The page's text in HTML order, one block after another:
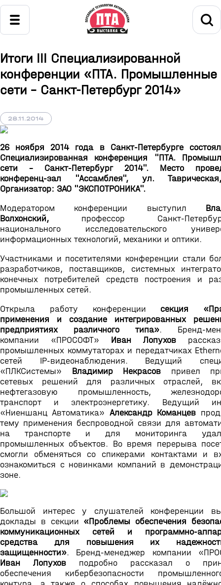
Итоги III Специализированной
конференции «ПТА. Промышленные
сети - Санкт-Петербург 2014»
28.11.2014
26 ноября 2014 года в Санкт-Петербурге
Специализированная конференция "ПТА.
сети – Санкт-Петербург 2014". Место
конференц-зал "Ассамблея", ул.
Организатор: ЗАО "ЭКСПОТРОНИКА".
Модератором конференции выступил
Волхонский, профессор Санкт-
национального исследовательского
информационных технологий, механики и оптики.
Участниками и посетителями конференции стали
разработчиков, поставщиков, системных
конечных потребителей средств построения и
промышленных сетей.
Открыла работу конференции секция
применения и создание интегрированных
предприятиях различного типа». Бренд-
компании «ПРОСОФТ» Иван Лопухов
промышленных коммутаторах и передатчиках
сетей IP-видеонаблюдения. Ведущий
«ПЛКСистемы» Владимир Некрасов привел
сетевых решений для различных отраслей,
нефтегазовую промышленность,
транспорт и электроэнергетику. Ведущий
«Ниеншанц Автоматика» Александр Команцев
тему применения беспроводной связи для
на транспорте и для мониторинга
промышленных объектов. Во время перерыва
смогли обменяться со спикерами контактами и
ознакомиться с новинками компаний в
зоне.
Большой интерес у слушателей конференции
доклады в секции «Проблемы обеспечения
коммуникационных сетей и программно-
средства для повышения их
защищенности». Бренд-менеджер компании
Иван Лопухов подробно рассказал о
обеспечения кибербезопасности